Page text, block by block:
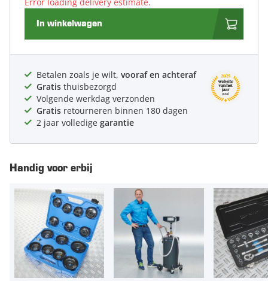
In winkelwagen
Betalen zoals je wilt, vooraf en achteraf
Gratis thuisbezorgd
Volgende werkdag verzonden
Gratis retourneren binnen 180 dagen
2 jaar volledige garantie
Handig voor erbij